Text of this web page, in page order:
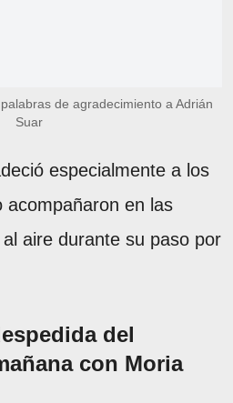
de agradecimiento a Adrián
Suar
especialmente a los
acompañaron en las
aire durante su paso por
del
con Moria